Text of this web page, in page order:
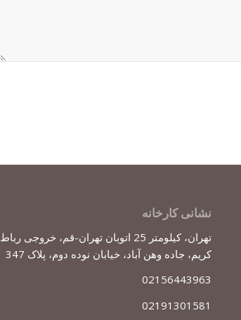
نشانی کارخانه
تهران، کیلومتر 25 اتوبان تهران-قم، خروجی رباط
کریم، جاده وهن آباد، خیابان نوده دوم، پلاک 347
02156443963
02191301581